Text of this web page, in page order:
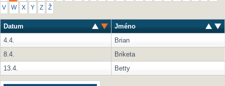
V W X Y Z Ž
Datum
Jméno
4.4.
Brian
8.4.
Briketa
13.4.
Betty